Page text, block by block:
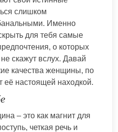
слишком
Именно
для тебя самые
о которых
скажут вслух. Давай
качества женщины, по
настоящей находкой.
– это как магнит для
четкая речь и